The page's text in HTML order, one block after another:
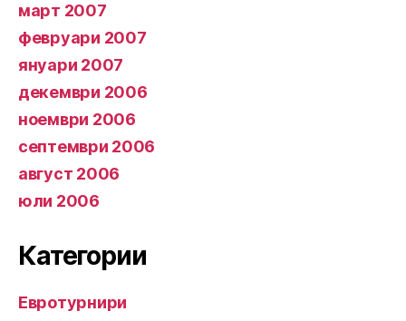
март 2007
февруари 2007
януари 2007
декември 2006
ноември 2006
септември 2006
август 2006
юли 2006
Категории
Евротурнири